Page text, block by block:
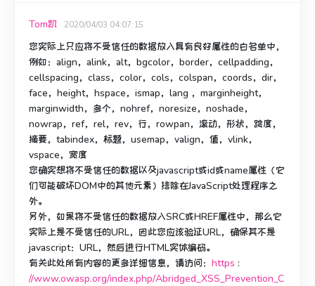
Tom凯 2020/04/03 04:07:15
您实际上只应将不受信任的数据放入具有良好属性的白名单中，
例如：align，alink，alt，bgcolor，border，cellpadding，
cellspacing，class，color，cols，colspan，coords，dir，
face，height，hspace，ismap，lang ，marginheight，
marginwidth，多个，nohref，noresize，noshade，
nowrap，ref，rel，rev，行，rowpan，滚动，形状，跨度，
摘要，tabindex，标题，usemap，valign，值，vlink，
vspace，宽度
您确实想将不受信任的数据以及javascript或id或name属性（它
们可能破坏DOM中的其他元素）排除在JavaScript处理程序之
外。
另外，如果将不受信任的数据放入SRC或HREF属性中，那么它
实际上是不受信任的URL，因此您应该验证URL，确保其不是
javascript：URL，然后进行HTML实体编码。
有关此处所有内容的更多详细信息，请访问： https :
//www.owasp.org/index.php/Abridged_XSS_Prevention_C